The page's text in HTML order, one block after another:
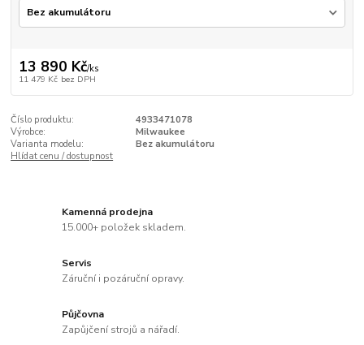
13 890 Kč/ks
11 479 Kč bez DPH
Číslo produktu:
4933471078
Výrobce:
Milwaukee
Varianta modelu:
Bez akumulátoru
Hlídat cenu / dostupnost
Kamenná prodejna
15.000+ položek skladem.
Servis
Záruční i pozáruční opravy.
Půjčovna
Zapůjčení strojů a nářadí.